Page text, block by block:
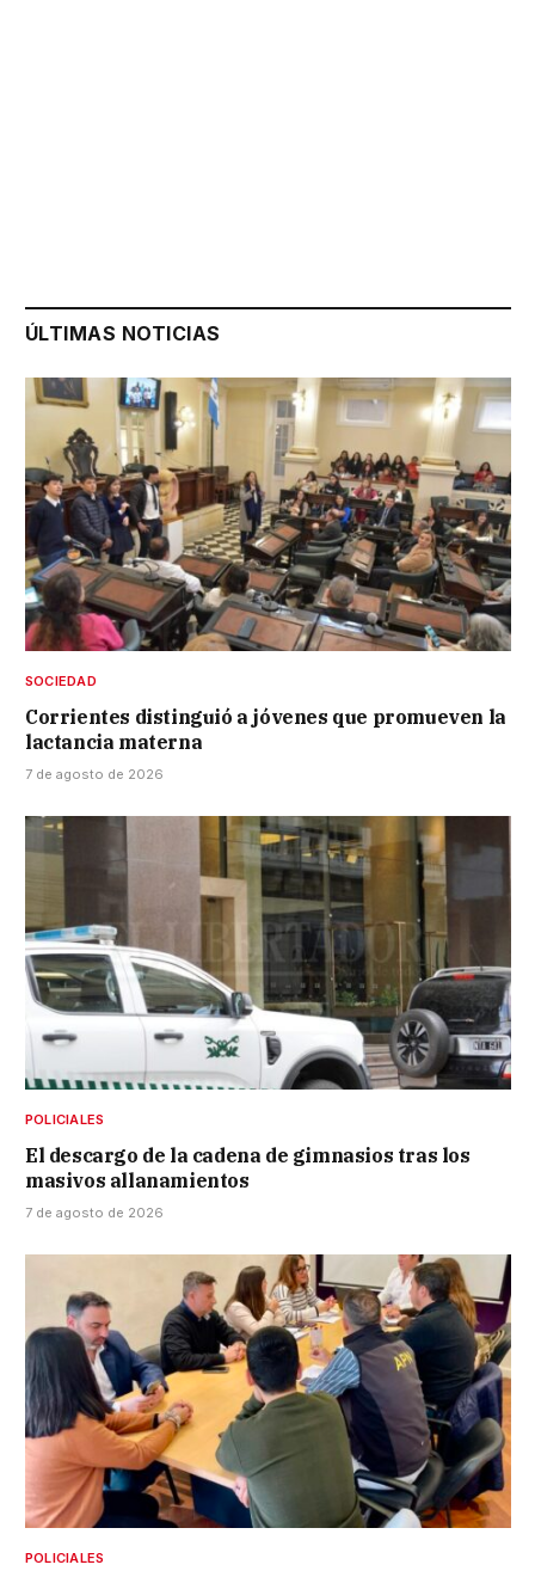
ÚLTIMAS NOTICIAS
SOCIEDAD
Corrientes distinguió a jóvenes que promueven la
lactancia materna
7 de agosto de 2026
POLICIALES
El descargo de la cadena de gimnasios tras los
masivos allanamientos
7 de agosto de 2026
POLICIALES